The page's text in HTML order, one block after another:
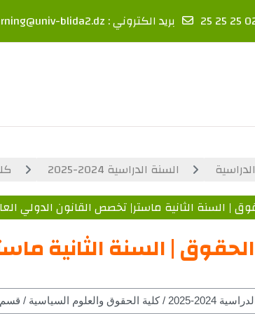
بريد الكتروني :blida2.dz
السنة الدراسية 2024-2025
| السنة الثانية ماستر| تخصص القانون الدولي
| السنة الثانية
حسب السنة الدراسة